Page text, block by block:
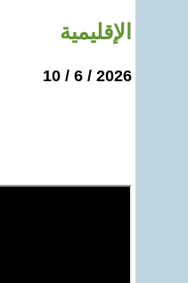
الإقليمية
2026 / 6 / 10